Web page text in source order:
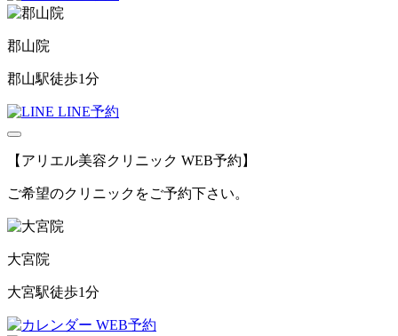
郡山院
郡山駅徒歩1分
LINE予約
【アリエル美容クリニック WEB予約】
ご希望のクリニックをご予約下さい。
大宮院
大宮駅徒歩1分
WEB予約